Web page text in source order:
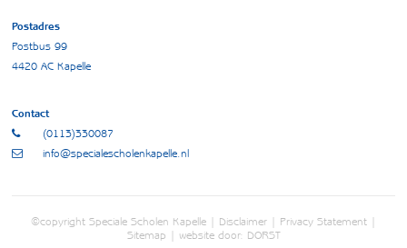
Postadres
Postbus 99
4420 AC Kapelle
Contact
(0113)330087
info@specialescholenkapelle.nl
©copyright Speciale Scholen Kapelle | Disclaimer Privacy Statement
Sitemap | website door: DORST